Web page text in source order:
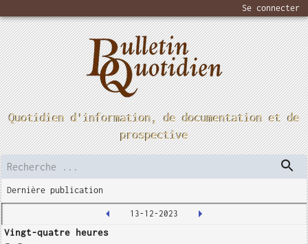
Se connecter
Quotidien d'information, de documentation et de
prospective
Dernière publication
13-12-2023
Vingt-quatre heures